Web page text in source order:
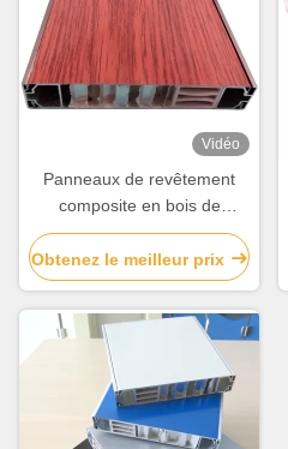
Vidéo
Panneaux de revêtement
composite en bois de
couleur artificielle en
aluminium à nid d'abeille
pour la décoration de
bâtiments
Obtenez le meilleur prix